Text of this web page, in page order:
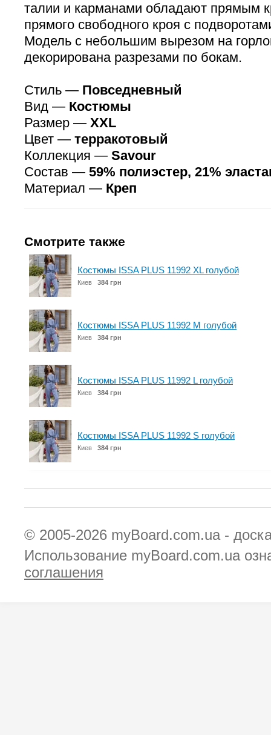
талии и карманами обладают прямым
прямого свободного кроя с
Модель с небольшим вырезом на
декорирована разрезами по бокам.
Стиль — Повседневный
Вид — Костюмы
Размер — XXL
Цвет — терракотовый
Коллекция — Savour
Состав — 59% полиэстер, 21%
Материал — Креп
Смотрите также
Костюмы ISSA PLUS 11992 XL голубой
Киев 384 грн
Костюмы ISSA PLUS 11992 M голубой
Киев 384 грн
Костюмы ISSA PLUS 11992 L голубой
Киев 384 грн
Костюмы ISSA PLUS 11992 S голубой
Киев 384 грн
© 2005-2026 myBoard.com.ua -
Использование myBoard.com.ua
соглашения